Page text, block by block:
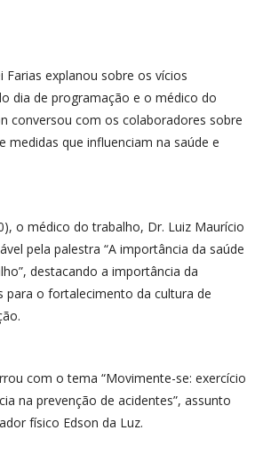
Farias explanou sobre os vícios
dia de programação e o médico do
conversou com os colaboradores sobre
medidas que influenciam na saúde e
o médico do trabalho, Dr. Luiz Maurício
pela palestra “A importância da saúde
destacando a importância da
para o fortalecimento da cultura de
com o tema “Movimente-se: exercício
na prevenção de acidentes”, assunto
físico Edson da Luz.